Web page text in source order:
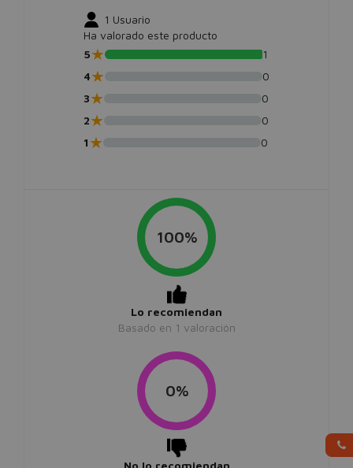
1 Usuario
Ha valorado este producto
5★
1
4★
0
3★
0
2★
0
1★ 0
100%
Lo recomiendan
Basado en 1 valoración
0%
No lo recomiendan